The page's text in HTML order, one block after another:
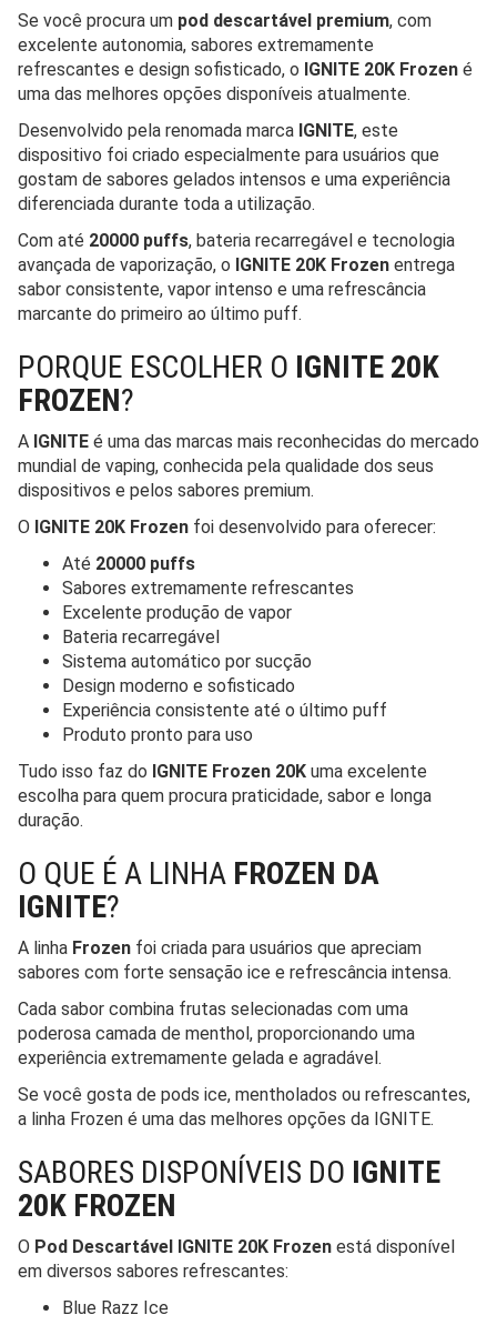
Se você procura um pod descartável premium, com
excelente autonomia, sabores extremamente
refrescantes e design sofisticado, o IGNITE 20K Frozen é
uma das melhores opções disponíveis atualmente.
Desenvolvido pela renomada marca IGNITE, este
dispositivo foi criado especialmente para usuários que
gostam de sabores gelados intensos e uma experiência
diferenciada durante toda a utilização.
Com até 20000 puffs, bateria recarregável e tecnologia
avançada de vaporização, o IGNITE 20K Frozen entrega
sabor consistente, vapor intenso e uma refrescância
marcante do primeiro ao último puff.
PORQUE ESCOLHER O IGNITE 20K
FROZEN?
A IGNITE é uma das marcas mais reconhecidas do mercado
mundial de vaping, conhecida pela qualidade dos seus
dispositivos e pelos sabores premium.
O IGNITE 20K Frozen foi desenvolvido para oferecer:
Até 20000 puffs
Sabores extremamente refrescantes
Excelente produção de vapor
Bateria recarregável
Sistema automático por sucção
Design moderno e sofisticado
Experiência consistente até o último puff
Produto pronto para uso
Tudo isso faz do IGNITE Frozen 20K uma excelente
escolha para quem procura praticidade, sabor e longa
duração.
O QUE É A LINHA FROZEN DA
IGNITE?
A linha Frozen foi criada para usuários que apreciam
sabores com forte sensação ice e refrescância intensa.
Cada sabor combina frutas selecionadas com uma
poderosa camada de menthol, proporcionando uma
experiência extremamente gelada e agradável.
Se você gosta de pods ice, mentholados ou refrescantes,
a linha Frozen é uma das melhores opções da IGNITE.
SABORES DISPONÍVEIS DO IGNITE
20K FROZEN
O Pod Descartável IGNITE 20K Frozen está disponível
em diversos sabores refrescantes:
Blue Razz Ice